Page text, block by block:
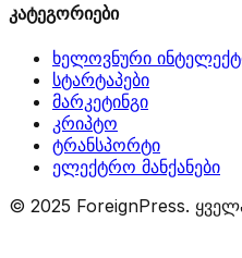
კატეგორიები
ხელოვნური
სტარტაპები
მარკეტინგი
კრიპტო
ტრანსპორტი
ელექტრო მანქანები
© 2025 ForeignPress.